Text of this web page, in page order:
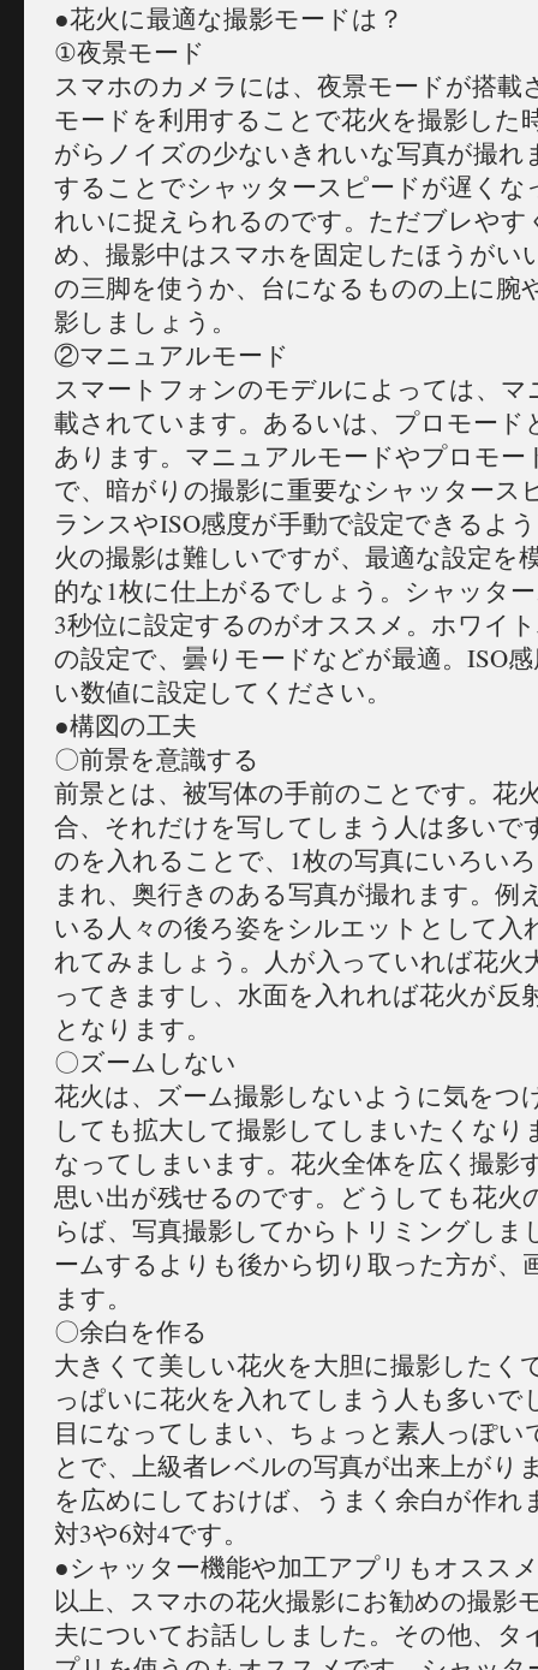
●花火に最適な撮影モードは？
①夜景モード
スマホのカメラには、夜景モードが搭載
モードを利用することで花火を撮影した
がらノイズの少ないきれいな写真が撮れ
することでシャッタースピードが遅くな
れいに捉えられるのです。ただブレや
め、撮影中はスマホを固定したほうがい
の三脚を使うか、台になるものの上に腕
影しましょう。
②マニュアルモード
スマートフォンのモデルによっては、
載されています。あるいは、プロモード
あります。マニュアルモードやプロモー
で、暗がりの撮影に重要なシャッタース
ランスやISO感度が手動で設定できるよ
火の撮影は難しいですが、最適な設定を
的な1枚に仕上がるでしょう。シャッタ
3秒位に設定するのがオススメ。ホワイ
の設定で、曇りモードなどが最適。ISO
い数値に設定してください。
●構図の工夫
〇前景を意識する
前景とは、被写体の手前のことです。花
合、それだけを写してしまう人は多いで
のを入れることで、1枚の写真にいろい
まれ、奥行きのある写真が撮れます。例
いる人々の後ろ姿をシルエットとして入
れてみましょう。人が入っていれば花火
ってきますし、水面を入れれば花火が反
となります。
〇ズームしない
花火は、ズーム撮影しないように気をつ
しても拡大して撮影してしまいたくなり
なってしまいます。花火全体を広く撮影
思い出が残せるのです。どうしても花火
らば、写真撮影してからトリミングしま
ームするよりも後から切り取った方が、
ます。
〇余白を作る
大きくて美しい花火を大胆に撮影したく
っぱいに花火を入れてしまう人も多いで
目になってしまい、ちょっと素人っぽい
とで、上級者レベルの写真が出来上がり
を広めにしておけば、うまく余白が作れ
対3や6対4です。
●シャッター機能や加工アプリもオススメ
以上、スマホの花火撮影にお勧めの撮影
夫についてお話ししました。その他、タ